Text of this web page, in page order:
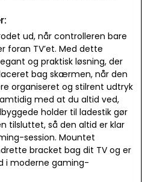
ud, når controlleren bare
TV’et. Med dette
og praktisk løsning, der
bag skærmen, når den
organiseret og stilrent udtryk
med at du altid ved,
holder til ladestik gør
tilsluttet, så den altid er klar
session. Mountet
bracket bag dit TV og er
i moderne gaming-